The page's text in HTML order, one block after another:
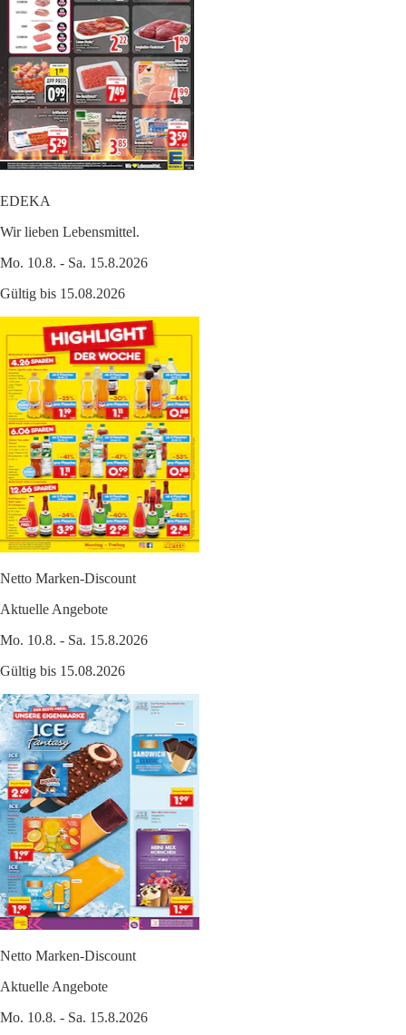
EDEKA
Wir lieben Lebensmittel.
Mo. 10.8. - Sa. 15.8.2026
Gültig bis 15.08.2026
Netto Marken-Discount
Aktuelle Angebote
Mo. 10.8. - Sa. 15.8.2026
Gültig bis 15.08.2026
Netto Marken-Discount
Aktuelle Angebote
Mo. 10.8. - Sa. 15.8.2026